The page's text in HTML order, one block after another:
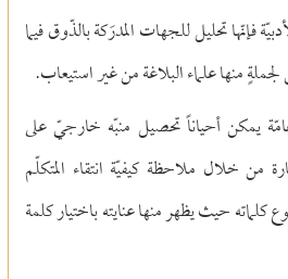
فإنّها تحليل للجهات المدرَكة بالذّوق فيما
منها علماء البلاغة من غير استيعاب.
يمكن أحياناً تحصيل منبّه خارجيّ على
من خلال ملاحظة كيفيّة انتقاء المتكلّم
حيث يظهر منها عنايته باختيار كلمة